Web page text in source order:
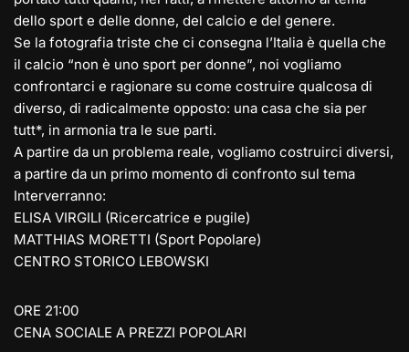
dello sport e delle donne, del calcio e del genere.
Se la fotografia triste che ci consegna l’Italia è quella che
il calcio “non è uno sport per donne”, noi vogliamo
confrontarci e ragionare su come costruire qualcosa di
diverso, di radicalmente opposto: una casa che sia per
tutt*, in armonia tra le sue parti.
A partire da un problema reale, vogliamo costruirci diversi,
a partire da un primo momento di confronto sul tema
Interverranno:
ELISA VIRGILI (Ricercatrice e pugile)
MATTHIAS MORETTI (Sport Popolare)
CENTRO STORICO LEBOWSKI
ORE 21:00
CENA SOCIALE A PREZZI POPOLARI